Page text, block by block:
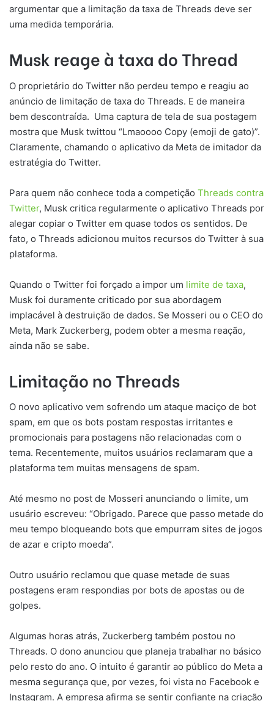
argumentar que a limitação da taxa de Threads deve ser
uma medida temporária.
Musk reage à taxa do Thread
O proprietário do Twitter não perdeu tempo e reagiu ao
anúncio de limitação de taxa do Threads. E de maneira
bem descontraída. Uma captura de tela de sua postagem
mostra que Musk twittou “Lmaoooo Copy (emoji de gato)”.
Claramente, chamando o aplicativo da Meta de imitador da
estratégia do Twitter.
Para quem não conhece toda a competição Threads contra
Twitter, Musk critica regularmente o aplicativo Threads por
alegar copiar o Twitter em quase todos os sentidos. De
fato, o Threads adicionou muitos recursos do Twitter à sua
plataforma.
Quando o Twitter foi forçado a impor um limite de taxa,
Musk foi duramente criticado por sua abordagem
implacável à destruição de dados. Se Mosseri ou o CEO do
Meta, Mark Zuckerberg, podem obter a mesma reação,
ainda não se sabe.
Limitação no Threads
O novo aplicativo vem sofrendo um ataque maciço de bot
spam, em que os bots postam respostas irritantes e
promocionais para postagens não relacionadas com o
tema. Recentemente, muitos usuários reclamaram que a
plataforma tem muitas mensagens de spam.
Até mesmo no post de Mosseri anunciando o limite, um
usuário escreveu: “Obrigado. Parece que passo metade do
meu tempo bloqueando bots que empurram sites de jogos
de azar e cripto moeda”.
Outro usuário reclamou que quase metade de suas
postagens eram respondias por bots de apostas ou de
golpes.
Algumas horas atrás, Zuckerberg também postou no
Threads. O dono anunciou que planeja trabalhar no básico
pelo resto do ano. O intuito é garantir ao público do Meta a
mesma segurança que, por vezes, foi vista no Facebook e
Instagram. A empresa afirma se sentir confiante na criação